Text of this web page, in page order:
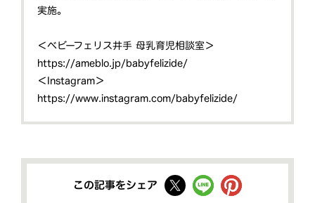
実施。
＜ベビーフェリス井手 母乳育児相談室＞
https://ameblo.jp/babyfelizide/
＜Instagram＞
https://www.instagram.com/babyfelizide/
この記事をシェア